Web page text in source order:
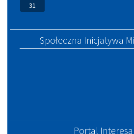
31
Społeczna Inicjatywa
Portal